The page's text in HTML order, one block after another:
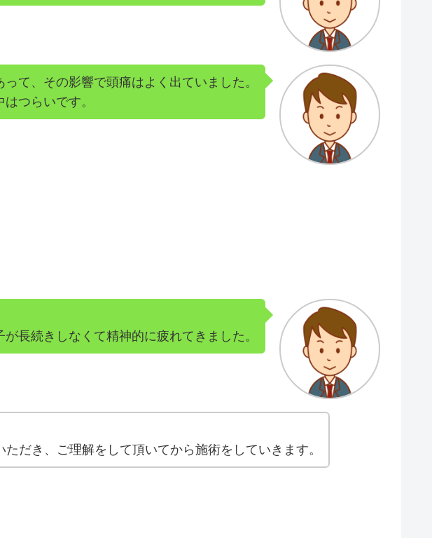
て、その影響で頭痛はよく出ていました。
つらいです。
長続きしなくて精神的に疲れてきました。
だき、ご理解をして頂いてから施術をしていきます。